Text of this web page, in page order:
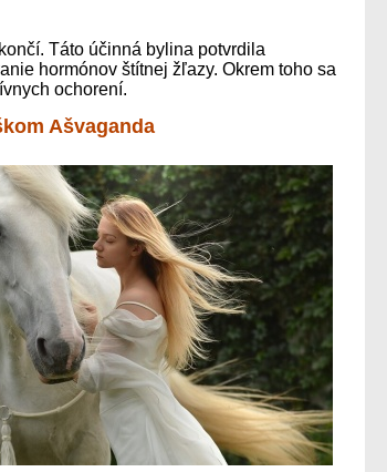
Táto účinná bylina potvrdila
hormónov štítnej žľazy. Okrem toho sa
ochorení.
Ašvaganda